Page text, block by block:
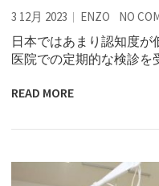
3 12月 2023 ENZO NO
日本ではあまり認知度
医院での定期的な検診
READ MORE